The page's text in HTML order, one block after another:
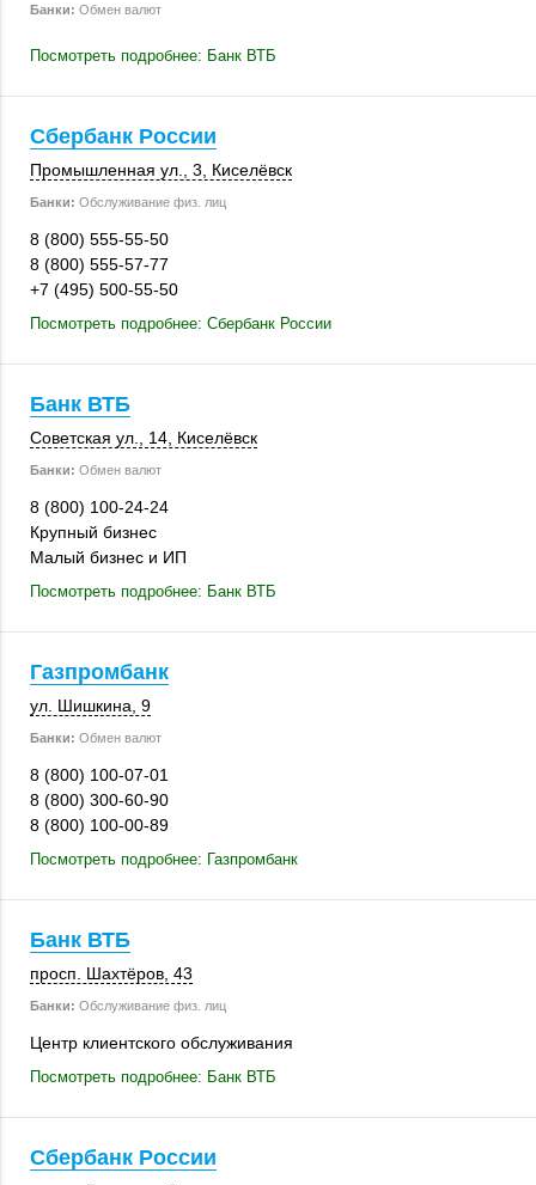
Банки: Обмен валют
Посмотреть подробнее: Банк ВТБ
Сбербанк России
Промышленная ул., 3 Киселёвск
Банки: Обслуживание физ. лиц
8 (800) 555-55-50
8 (800) 555-57-77
+7 (495) 500-55-50
Посмотреть подробнее: Сбербанк России
Банк ВТБ
Советская ул., 14 Киселёвск
Банки: Обмен валют
8 (800) 100-24-24
Крупный бизнес
Малый бизнес и ИП
Посмотреть подробнее: Банк ВТБ
Газпромбанк
ул. Шишкина, 9
Банки: Обмен валют
8 (800) 100-07-01
8 (800) 300-60-90
8 (800) 100-00-89
Посмотреть подробнее: Газпромбанк
Банк ВТБ
просп. Шахтёров, 43
Банки: Обслуживание физ. лиц
Центр клиентского обслуживания
Посмотреть подробнее: Банк ВТБ
Сбербанк России